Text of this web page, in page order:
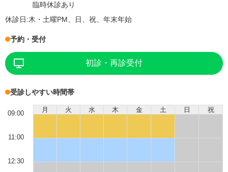
臨時休診あり
休診日:木・土曜PM、日、祝、年末年始
予約・受付
初診・再診受付
受診しやすい時間帯
月 火 水 木 金 土 日 祝
09:00
11:00
12:30